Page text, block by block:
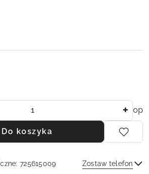
op
Do koszyka
725615009 Zostaw telefon